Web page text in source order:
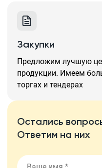
Закупки
Предложим лучшую
продукции. Имеем
торгах и тендерах
Остались
Ответим на них